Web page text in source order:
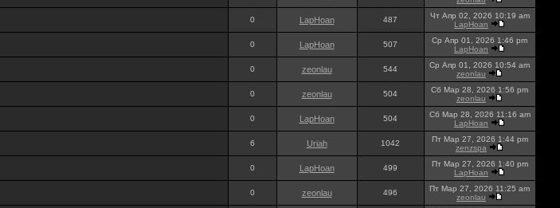
0 LapHoan 487
Чт Апр 02, 2026 10:19 am
LapHoan
0 LapHoan 507
Ср Апр 01, 2026 1:46 pm
LapHoan
0 zeonlau 544
Ср Апр 01, 2026 10:54 am
zeonlau
0 zeonlau 504
Сб Мар 28, 2026 1:56 pm
zeonlau
0 LapHoan 504
Сб Мар 28, 2026 11:16 am
LapHoan
6 Uriah 1042
Пт Мар 27, 2026 1:44 pm
zenzspa
0 LapHoan 499
Пт Мар 27, 2026 1:40 pm
LapHoan
0 zeonlau 496
Пт Мар 27, 2026 11:25 am
zeonlau